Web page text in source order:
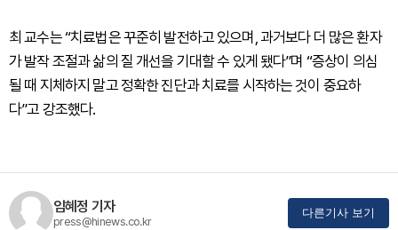
최 교수는 “치료법은 꾸준히 발전하고 있으며, 과거보다 더 많은 환자
가 발작 조절과 삶의 질 개선을 기대할 수 있게 됐다”며 “증상이 의심
될 때 지체하지 말고 정확한 진단과 치료를 시작하는 것이 중요하
다”고 강조했다.
임혜정 기자
press@hinews.co.kr
다른기사 보기